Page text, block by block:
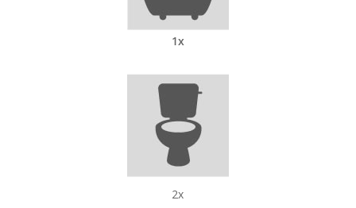
1x
2x